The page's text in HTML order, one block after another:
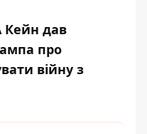
Кейн дав
про
війну з